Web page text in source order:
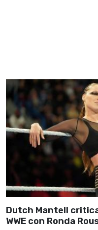
Dutch Mantell
WWE con Ronda